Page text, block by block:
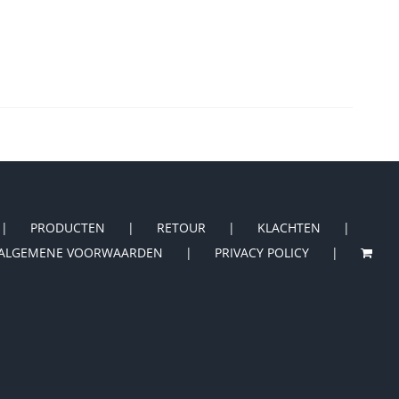
PRODUCTEN RETOUR
KLACHTEN
VOORWAARDEN
PRIVACY POLICY